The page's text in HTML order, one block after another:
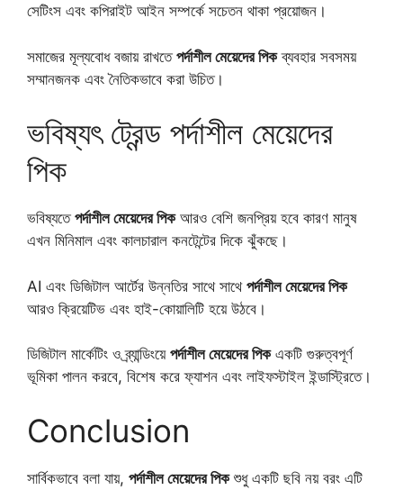
সেটিংস এবং কপিরাইট আইন সম্পর্কে সচেতন থাকা প্রয়োজন।
সমাজের মূল্যবোধ বজায় রাখতে পর্দাশীল মেয়েদের পিকব্যবহার সবসময়
সম্মানজনক এবং নৈতিকভাবে করা উচিত।
ভবিষ্যৎ ট্রেন্ড পর্দাশীল মেয়েদের
পিক
ভবিষ্যতে পর্দাশীল মেয়েদের পিকআরও বেশি জনপ্রিয় হবে কারণ মানুষ
এখন মিনিমাল এবং কালচারাল কনটেন্টের দিকে ঝুঁকছে।
AI এবং ডিজিটাল আর্টের উন্নতির সাথে সাথে পর্দাশীল মেয়েদের পিক
আরও ক্রিয়েটিভ এবং হাই-কোয়ালিটি হয়ে উঠবে।
ডিজিটাল মার্কেটিং ও ব্র্যান্ডিংয়ে পর্দাশীল মেয়েদের পিকএকটি গুরুত্বপূর্ণ
ভূমিকা পালন করবে, বিশেষ করে ফ্যাশন এবং লাইফস্টাইল ইন্ডাস্ট্রিতে।
Conclusion
সার্বিকভাবে বলা যায়, পর্দাশীল মেয়েদের পিকশুধু একটি ছবি নয় বরং এটি